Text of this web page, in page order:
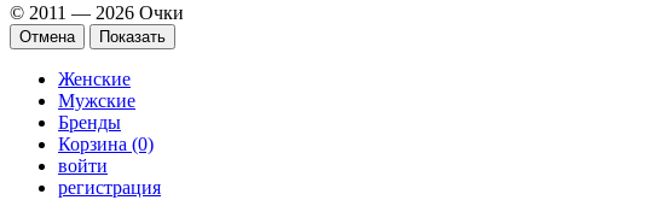
© 2011 — 2026 Очки
Отмена Показать
Женские
Мужские
Бренды
Корзина (0)
войти
регистрация